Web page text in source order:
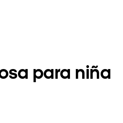
para niña